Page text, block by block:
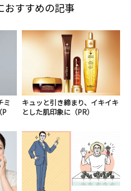
おすすめの記事
ミ
P
キュッと引き締まり、イキイキ
とした肌印象に（PR）